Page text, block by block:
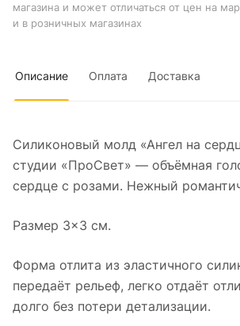
магазина и может отличаться от цен на
и в розничных магазинах
Описание Оплата Доставка
Силиконовый молд «Ангел на
студии «ПроСвет» — объёмная
сердце с розами. Нежный
Размер 3×3 см.
Форма отлита из эластичного
передаёт рельеф, легко отдаёт
долго без потери детализации.